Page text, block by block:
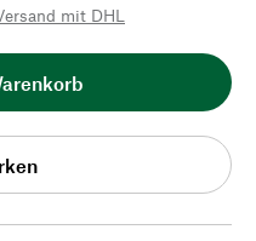
mit DHL